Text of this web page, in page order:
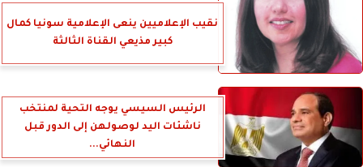
نقيب الإعلاميين ينعى الإعلامية سونيا كمال
كبير مذيعي القناة الثالثة
الرئيس السيسي يوجه التحية لمنتخب
ناشئات اليد لوصولهن إلى الدور قبل
النهائي...